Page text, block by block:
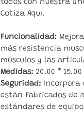
todos con nuestra
Cotiza Aquí.
Funcionalidad:
más resistencia
músculos y las
Medidas: 20.00 *
Seguridad:
están fabricados de
estándares de